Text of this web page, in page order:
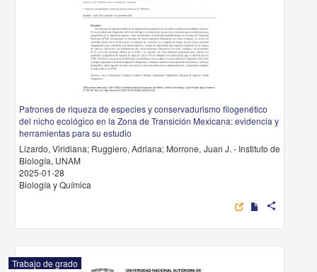
Patrones de riqueza de especies y conservadurismo filogenético
del nicho ecológico en la Zona de Transición Mexicana: evidencia y
herramientas para su estudio
Lizardo, Viridiana; Ruggiero, Adriana; Morrone, Juan J. - Instituto de
Biología, UNAM
2025-01-28
Biología y Química
share
Trabajo de grado